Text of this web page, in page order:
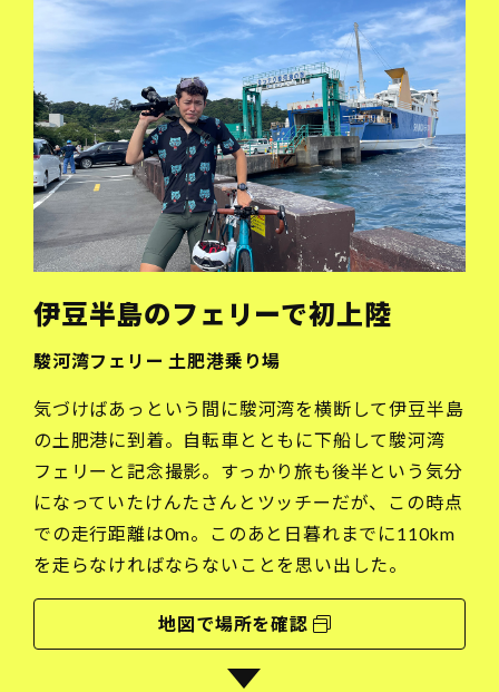
伊豆半島のフェリーで初上陸
駿河湾フェリー 土肥港乗り場
気づけばあっという間に駿河湾を横断して伊豆半島
の土肥港に到着。自転車とともに下船して駿河湾
フェリーと記念撮影。すっかり旅も後半という気分
になっていたけんたさんとツッチーだが、この時点
での走行距離は0m。このあと日暮れまでに110km
を走らなければならないことを思い出した。
地図で場所を確認